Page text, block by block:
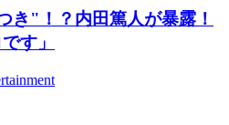
き"！？内田篤人が暴露！
す」